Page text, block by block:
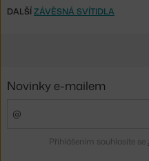
DALŠÍZÁVĚSNÁ SVÍTIDLA
Novinky e-mailem
Přihlášením souhlasíte se